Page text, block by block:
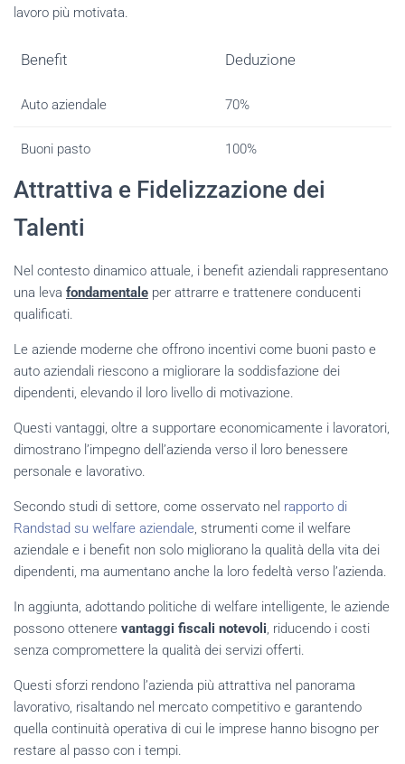
lavoro più motivata.
Benefit Deduzione
Auto aziendale 70%
Buoni pasto 100%
Attrattiva e Fidelizzazione dei
Talenti
Nel contesto dinamico attuale, i benefit aziendali rappresentano
una leva fondamentale per attrarre e trattenere conducenti
qualificati.
Le aziende moderne che offrono incentivi come buoni pasto e
auto aziendali riescono a migliorare la soddisfazione dei
dipendenti, elevando il loro livello di motivazione.
Questi vantaggi, oltre a supportare economicamente i lavoratori,
dimostrano l’impegno dell’azienda verso il loro benessere
personale e lavorativo.
Secondo studi di settore, come osservato nel rapporto di
Randstad su welfare aziendale, strumenti come il welfare
aziendale e i benefit non solo migliorano la qualità della vita dei
dipendenti, ma aumentano anche la loro fedeltà verso l’azienda.
In aggiunta, adottando politiche di welfare intelligente, le aziende
possono ottenere vantaggi fiscali notevoli, riducendo i costi
senza compromettere la qualità dei servizi offerti.
Questi sforzi rendono l’azienda più attrattiva nel panorama
lavorativo, risaltando nel mercato competitivo e garantendo
quella continuità operativa di cui le imprese hanno bisogno per
restare al passo con i tempi.